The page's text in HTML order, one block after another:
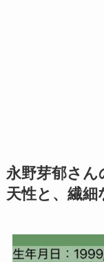
永野芽郁さん
天性と、繊細